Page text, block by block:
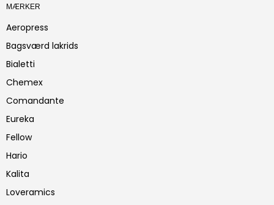
MÆRKER
Aeropress
Bagsværd lakrids
Bialetti
Chemex
Comandante
Eureka
Fellow
Hario
Kalita
Loveramics